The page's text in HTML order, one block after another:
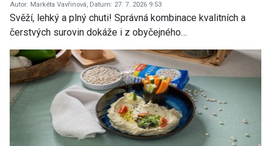
Autor: Markéta Vavřinová, Datum: 27. 7. 2026 9:53
Svěží, lehký a plný chuti! Správná kombinace kvalitních a
čerstvých surovin dokáže i z obyčejného…